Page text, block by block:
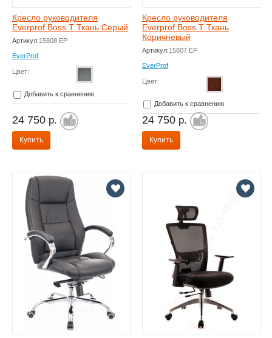
Кресло руководителя
Everprof Boss T Ткань Серый
Артикул:15808 EP
EverProf
Цвет:
Добавить к сравнению
24 750 р.
Купить
Кресло руководителя
Everprof Boss T Ткань
Коричневый
Артикул:15807 EP
EverProf
Цвет:
Добавить к сравнению
24 750 р.
Купить